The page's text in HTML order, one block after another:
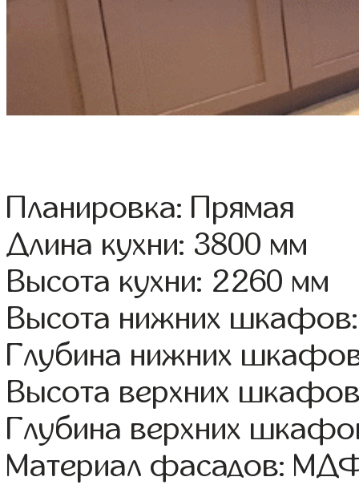
Планировка: Прямая
Длина кухни: 3800 мм
Высота кухни: 2260 мм
Высота нижних
Глубина нижних
Высота верхних
Глубина верхних
Материал фасадов: